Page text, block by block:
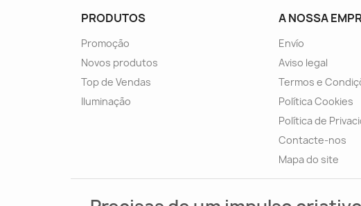
PRODUTOS
Promoção
Novos produtos
Top de Vendas
Iluminação
A NOSSA
Envío
Aviso legal
Termos e
Política Cookies
Política de
Contacte-nos
Mapa do site